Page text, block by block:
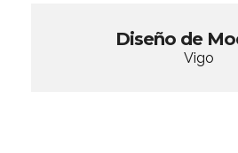
Diseño de
Vigo